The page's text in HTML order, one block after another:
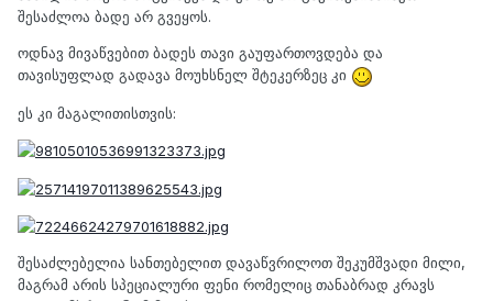
შესაძლოა ბადე არ გვეყოს.
ოდნავ მივაწვებით ბადეს თავი გაუფართოვდება და
თავისუფლად გადავა მოუხსნელ შტეკერზეც კი
ეს კი მაგალითისთვის:
შესაძლებელია სანთებელით დავაწვრილოთ შეკუმშვადი მილი,
მაგრამ არის სპეციალური ფენი რომელიც თანაბრად კრავს